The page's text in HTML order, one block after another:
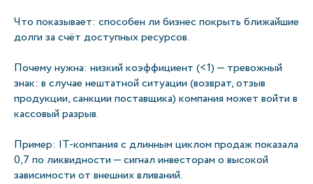
Что показывает: способен ли бизнес покрыть ближайшие
долги за счёт доступных ресурсов.
Почему нужна: низкий коэффициент (<1) — тревожный
знак: в случае нештатной ситуации (возврат, отзыв
продукции, санкции поставщика) компания может войти в
кассовый разрыв.
Пример: IT-компания с длинным циклом продаж показала
0,7 по ликвидности — сигнал инвесторам о высокой
зависимости от внешних вливаний.